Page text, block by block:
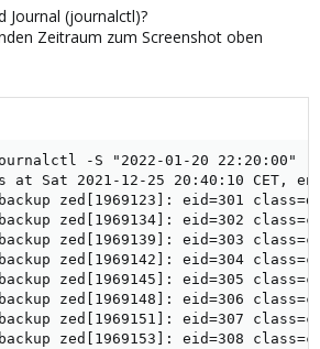
Journal (journalctl)?
Zeitraum zum Screenshot oben
-S "2022-01-20 22:20:00" -
at Sat 2021-12-25 20:40:10 CET,
zed[1969123]: eid=301
zed[1969134]: eid=302
zed[1969139]: eid=303
zed[1969142]: eid=304
zed[1969145]: eid=305
zed[1969148]: eid=306
zed[1969151]: eid=307
zed[1969153]: eid=308